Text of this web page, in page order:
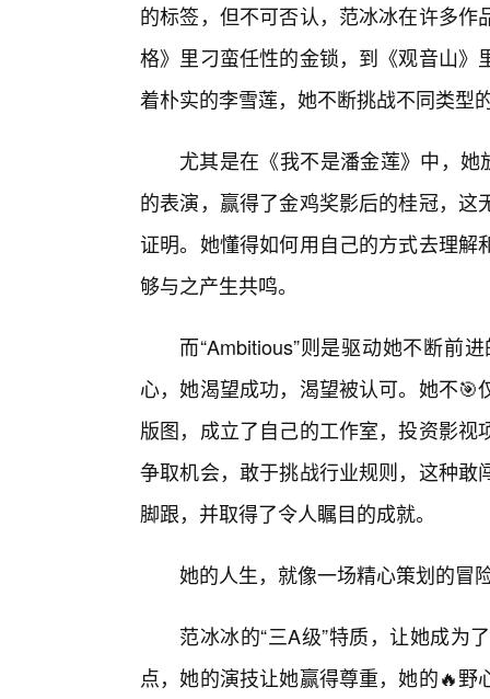
的标签，但不可否认，范冰冰在许多
格》里刁蛮任性的金锁，到《观音山
着朴实的李雪莲，她不断挑战不同类型
尤其是在《我不是潘金莲》中，她
的表演，赢得了金鸡奖影后的桂冠，
证明。她懂得如何用自己的方式去理
够与之产生共鸣。
而“Ambitious”则是驱动她不断前
心，她渴望成功，渴望被认可。她不
版图，成立了自己的工作室，投资影
争取机会，敢于挑战行业规则，这种
脚跟，并取得了令人瞩目的成就。
她的人生，就像一场精心策划的冒
范冰冰的“三A级”特质，让她成为
点，她的演技让她赢得尊重，她的🔥